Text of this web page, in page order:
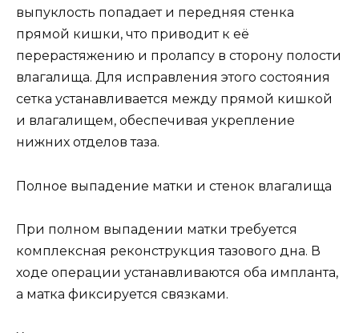
выпуклость попадает и передняя стенка
прямой кишки, что приводит к её
перерастяжению и пролапсу в сторону полости
влагалища. Для исправления этого состояния
сетка устанавливается между прямой кишкой
и влагалищем, обеспечивая укрепление
нижних отделов таза.
Полное выпадение матки и стенок влагалища
При полном выпадении матки требуется
комплексная реконструкция тазового дна. В
ходе операции устанавливаются оба импланта,
а матка фиксируется связками.